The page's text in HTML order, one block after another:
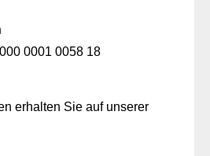
0001 0058 18
erhalten Sie auf unserer